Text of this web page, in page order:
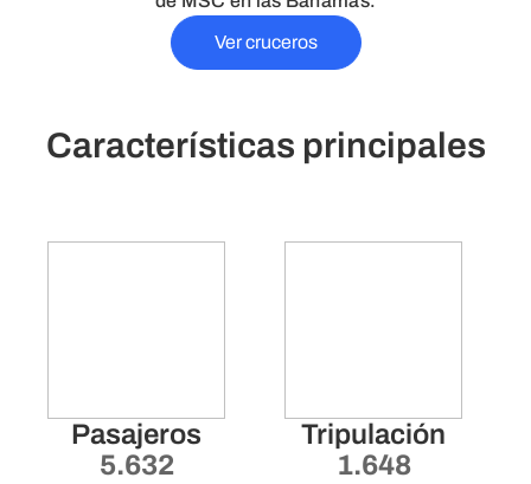
Ver cruceros
Características principales
Pasajeros
5.632
Tripulación
1.648